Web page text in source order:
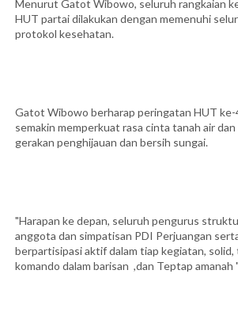
Menurut Gatot Wibowo, seluruh rangkaian
HUT partai dilakukan dengan memenuhi
protokol kesehatan.
Gatot Wibowo berharap peringatan HUT ke-
semakin memperkuat rasa cinta tanah air
gerakan penghijauan dan bersih sungai.
"Harapan ke depan, seluruh pengurus
anggota dan simpatisan PDI Perjuangan
berpartisipasi aktif dalam tiap kegiatan,
komando dalam barisan ,dan Teptap